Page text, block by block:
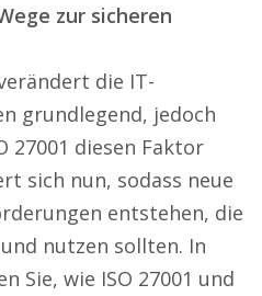
zur sicheren
die IT-
grundlegend, jedoch
27001 diesen Faktor
sich nun, sodass neue
entstehen, die
nutzen sollten. In
Sie, wie ISO 27001 und